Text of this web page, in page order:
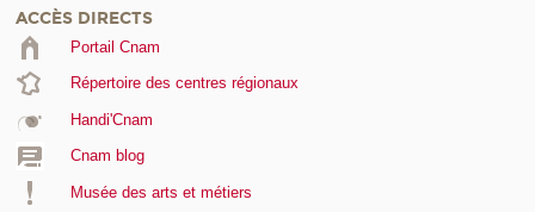
ACCÈS DIRECTS
Portail Cnam
Répertoire des centres régionaux
Handi'Cnam
Cnam blog
Musée des arts et métiers